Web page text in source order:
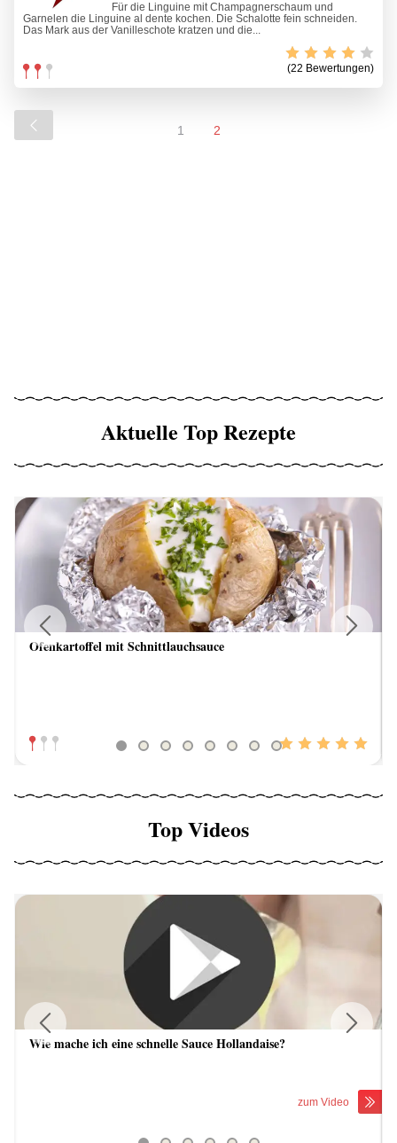
Für die Linguine mit Champagnerschaum und
Garnelen die Linguine al dente kochen. Die Schalotte fein schneiden.
Das Mark aus der Vanilleschote kratzen und die...
(22 Bewertungen)
1 2
Aktuelle Top Rezepte
Ofenkartoffel mit Schnittlauchsauce
Previous
Top Videos
Wie mache ich eine schnelle Sauce Hollandaise?
zum Video
Previous